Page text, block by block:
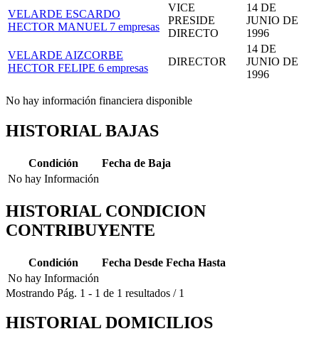
VELARDE ESCARDO
HECTOR MANUEL 7 empresas
VICE
PRESIDE
DIRECTO
14 DE
JUNIO DE
1996
VELARDE AIZCORBE
HECTOR FELIPE 6 empresas
DIRECTOR
14 DE
JUNIO DE
1996
No hay información financiera disponible
HISTORIAL BAJAS
Condición
Fecha de Baja
No hay Información
HISTORIAL CONDICION
CONTRIBUYENTE
Condición Fecha Desde Fecha Hasta
No hay Información
Mostrando Pág. 1 - 1 de 1 resultados / 1
HISTORIAL DOMICILIOS